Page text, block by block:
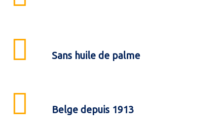
Sans huile de palme
Belge depuis 1913